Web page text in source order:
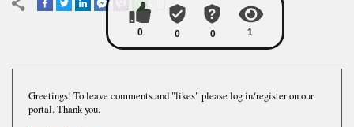
Greetings! To leave comments and "likes" please log in/register on our
portal. Thank you.